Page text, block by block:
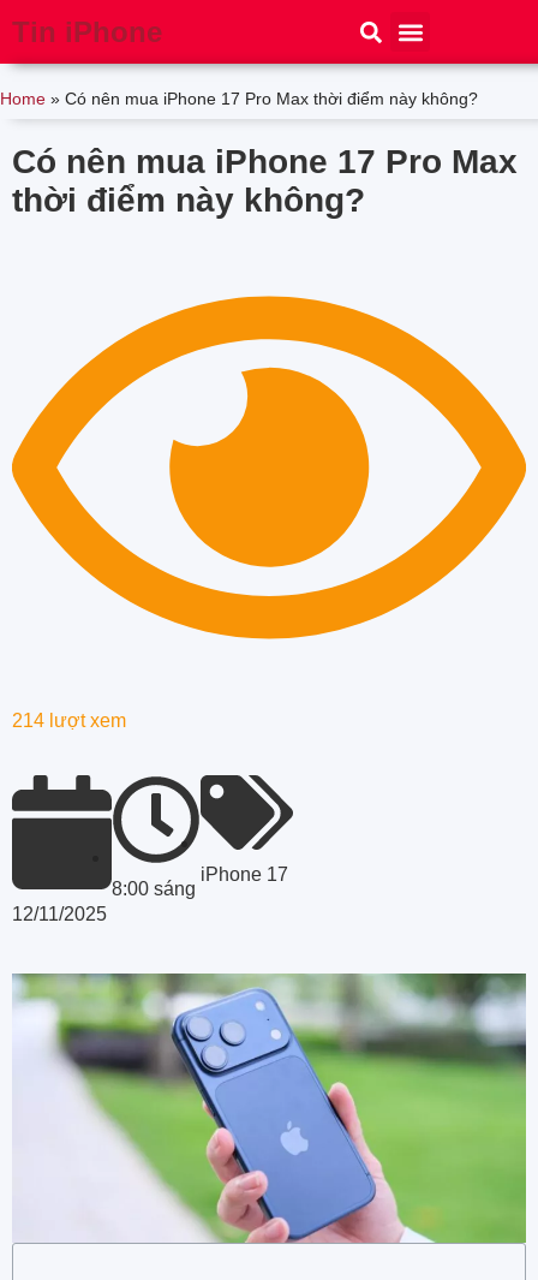
Tin iPhone
Home » Có nên mua iPhone 17 Pro Max thời điểm này không?
Có nên mua iPhone 17 Pro Max
thời điểm này không?
214 lượt xem
12/11/2025
8:00 sáng
iPhone 17